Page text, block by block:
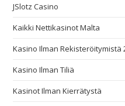
JSlotz Casino
Kaikki Nettikasinot Malta
Kasino Ilman Rekisteröitymistä
Kasino Ilman Tiliä
Kasinot Ilman Kierrätystä